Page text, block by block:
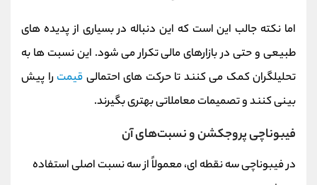
اما نکته جالب این است که این دنباله در بسیاری از پدیده‌ های
طبیعی و حتی در بازارهای مالی تکرار می‌ شود. این نسبت‌ ها به
تحلیلگران کمک می‌ کنند تا حرکت‌ های احتمالی قیمت را پیش‌
بینی کنند و تصمیمات معاملاتی بهتری بگیرند.
فیبوناچی پروجکشن و نسبت‌های آن
در فیبوناچی سه نقطه ای، معمولاً از سه نسبت اصلی استفاده